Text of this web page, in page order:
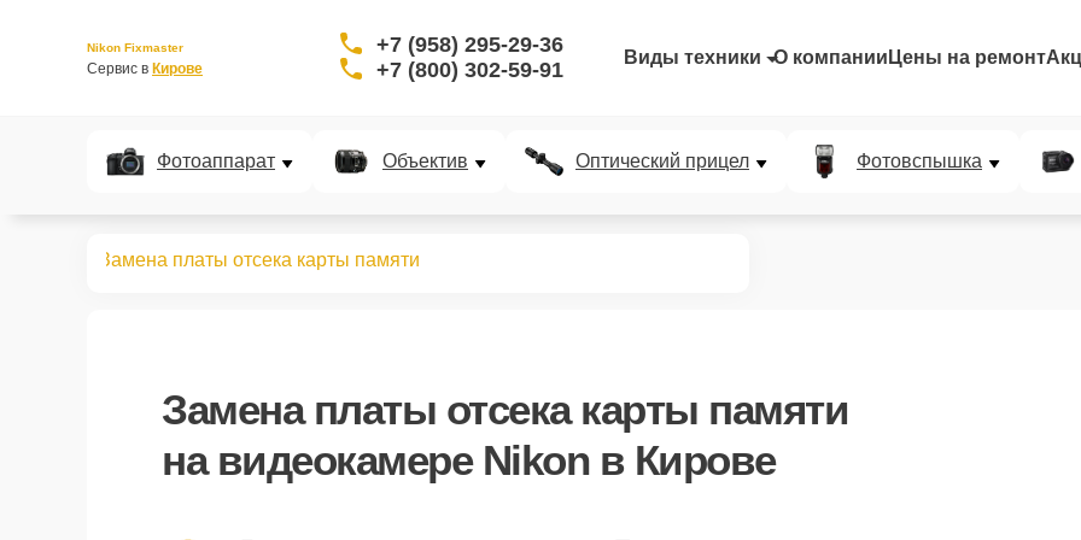
Nikon Fixmaster
Сервис в Кирове
+7 (958) 295-29-36
+7 (800) 302-59-91
Виды техники О компании Цены на ремонт
Фотоаппарат Объектив Оптический прицел Фотовспышка
Замена платы отсека карты памяти
Замена платы отсека карты памяти
на видеокамере Nikon в Кирове